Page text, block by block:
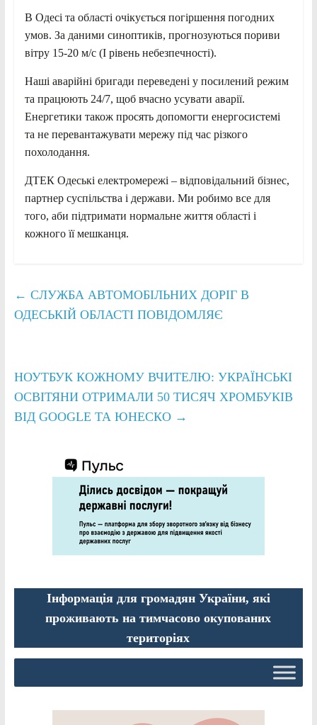
В Одесі та області очікується погіршення погодних
умов. За даними синоптиків, прогнозуються пориви
вітру 15-20 м/с (І рівень небезпечності).
Наші аварійні бригади переведені у посилений режим
та працюють 24/7, щоб вчасно усувати аварії.
Енергетики також просять допомогти енергосистемі
та не перевантажувати мережу під час різкого
похолодання.
ДТЕК Одеські електромережі – відповідальний бізнес,
партнер суспільства і держави. Ми робимо все для
того, аби підтримати нормальне життя області і
кожного її мешканця.
← СЛУЖБА АВТОМОБІЛЬНИХ ДОРІГ В
ОДЕСЬКІЙ ОБЛАСТІ ПОВІДОМЛЯЄ
НОУТБУК КОЖНОМУ ВЧИТЕЛЮ: УКРАЇНСЬКІ
ОСВІТЯНИ ОТРИМАЛИ 50 ТИСЯЧ ХРОМБУКІВ
ВІД GOOGLE ТА ЮНЕСКО →
Інформація для громадян України, які
проживають на тимчасово окупованих
територіях